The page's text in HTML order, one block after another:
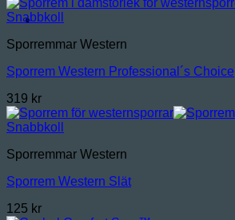
Snabbkoll
Sporremmar Western
Sporrem Western Professional´s Choice
319 kr
Snabbkoll
Sporremmar Western
Sporrem Western Slät
125 kr